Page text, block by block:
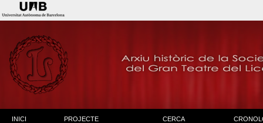
INICI PROJECTE CERCA